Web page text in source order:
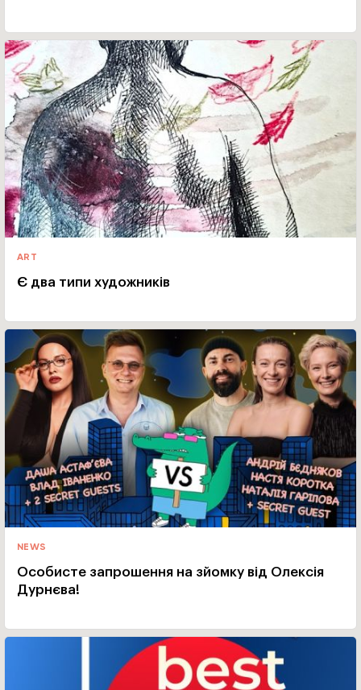
ART
Є два типи художників
NEWS
Особисте запрошення на зйомку від Олексія
Дурнєва!